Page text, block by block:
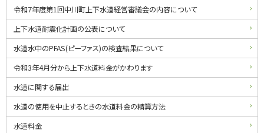
メ
ニ
ュ
ー
令和7年度第1回中川町上下水道経営審議会の内容について
上下水道耐震化計画の公表について
水道水中のPFAS(ピーファス)の検査結果について
令和3年4月分から上下水道料金がかわります
水道に関する届出
水道の使用を中止するときの水道料金の精算方法
水道料金